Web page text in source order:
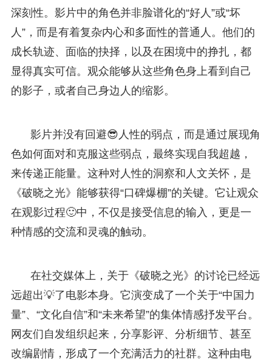
深刻性。影片中的角色并非脸谱化的“好人”或“坏
人”，而是有着复杂内心和多面性的普通人。他们的
成长轨迹、面临的抉择，以及在困境中的挣扎，都
显得真实可信。观众能够从这些角色身上看到自己
的影子，或者自己身边人的缩影。
影片并没有回避😎人性的弱点，而是通过展现角
色如何面对和克服这些弱点，最终实现自我超越，
来传递正能量。这种对人性的洞察和人文关怀，是
《破晓之光》能够获得“口碑爆棚”的关键。它让观众
在观影过程🙂中，不仅是接受信息的输入，更是一
种情感的交流和灵魂的触动。
在社交媒体上，关于《破晓之光》的讨论已经远
远超出💡了电影本身。它演变成了一个关于“中国力
量”、“文化自信”和“未来希望”的集体情感抒发平台。
网友们自发组织起来，分享影评、分析细节、甚至
改编剧情，形成了一个充满活力的社群。这种由电